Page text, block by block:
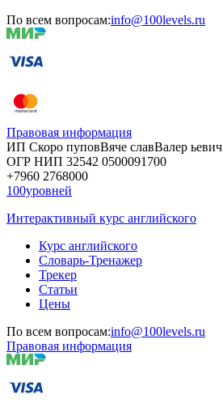
По всем вопросам:info@100levels.ru
Правовая информация
ИП Скоро пуповВяче славВалер ьевич
ОГР НИП 32542 0500091700
+7960 2768000
100уровней
Интерактивный курс английского
Курс английского
Словарь-Тренажер
Трекер
Статьи
Цены
По всем вопросам:info@100levels.ru
Правовая информация